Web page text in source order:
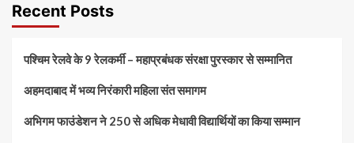
Recent Posts
पश्चिम रेलवे के 9 रेलकर्मी – महाप्रबंधक संरक्षा पुरस्कार से सम्मानित
अहमदाबाद में भव्य निरंकारी महिला संत समागम
अभिगम फाउंडेशन ने 250 से अधिक मेधावी विद्यार्थियों का किया सम्मान